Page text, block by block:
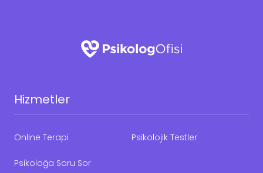
Hizmetler
Online Terapi Psikolojik Testler
Psikoloğa Soru Sor